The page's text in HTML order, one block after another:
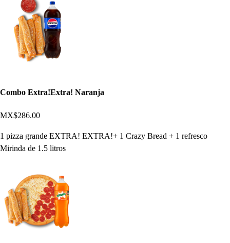
Combo Extra!Extra! Naranja
MX$286.00
1 pizza grande EXTRA! EXTRA!+ 1 Crazy Bread + 1 refresco
Mirinda de 1.5 litros